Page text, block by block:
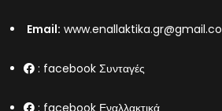
Email:
: facebook Συνταγές
: facebook Εναλλακτικά